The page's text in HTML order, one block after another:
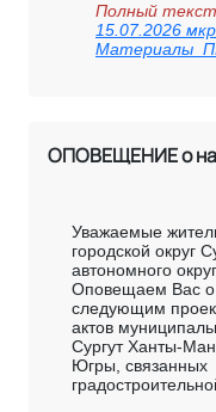
Полный
15.07.2026
ОПОВЕЩЕНИЕ о
Уважаемые
городской округ
автономного
Оповещаем Вас о
следующим
актов
Сургут Ханты-
Югры, связанных